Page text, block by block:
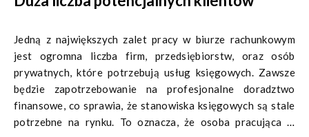
Jedną z największych zalet pracy w biurze rachunkowym
jest ogromna liczba firm, przedsiębiorstw, oraz osób
prywatnych, które potrzebują usług księgowych. Zawsze
będzie zapotrzebowanie na profesjonalne doradztwo
finansowe, co sprawia, że stanowiska księgowych są stale
potrzebne na rynku. To oznacza, że osoba pracująca w